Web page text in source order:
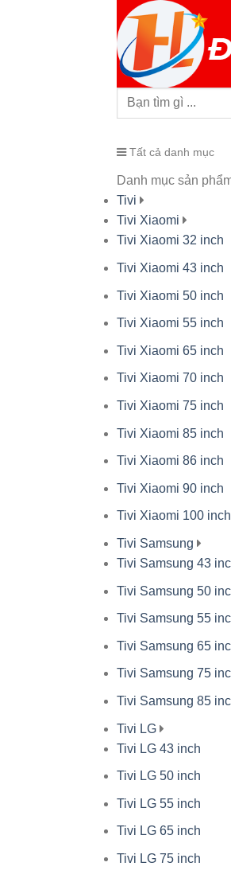
Tất cả danh mục
Danh mục sản
Tivi
Tivi Xiaomi
Tivi Xiaomi 32 inch
Tivi Xiaomi 43 inch
Tivi Xiaomi 50 inch
Tivi Xiaomi 55 inch
Tivi Xiaomi 65 inch
Tivi Xiaomi 70 inch
Tivi Xiaomi 75 inch
Tivi Xiaomi 85 inch
Tivi Xiaomi 86 inch
Tivi Xiaomi 90 inch
Tivi Xiaomi 100 inch
Tivi Samsung
Tivi Samsung 43
Tivi Samsung 50
Tivi Samsung 55
Tivi Samsung 65
Tivi Samsung 75
Tivi Samsung 85
Tivi LG
Tivi LG 43 inch
Tivi LG 50 inch
Tivi LG 55 inch
Tivi LG 65 inch
Tivi LG 75 inch